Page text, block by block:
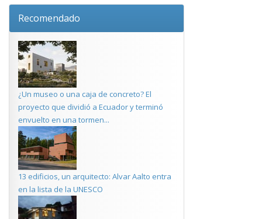
Recomendado
¿Un museo o una caja de concreto? El
proyecto que dividió a Ecuador y terminó
envuelto en una tormen...
13 edificios, un arquitecto: Alvar Aalto entra
en la lista de la UNESCO